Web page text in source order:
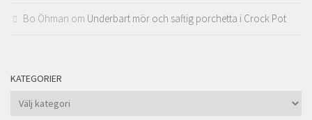
Bo Öhman om Underbart mör och saftig porchetta i Crock Pot
KATEGORIER
Kategorier